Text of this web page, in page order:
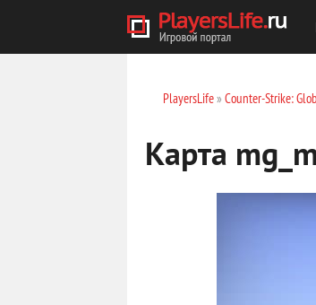
PlayersLife» Counter-Strike:
Карта